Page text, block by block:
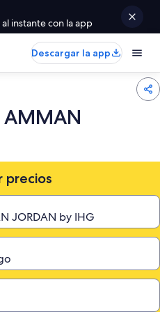
instante con la app
Descargar la app
precios